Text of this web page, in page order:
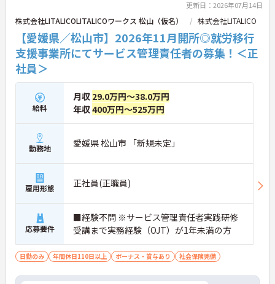
★おすすめPOINT★
ンスを大切にできる環境です】
・基本土日休みで年間休日119日が確保されており
日勤のみのお仕事のため生活リズムを整えやすいで
す
・毎月付与されるリフレッシュ休暇を活用し連休の
取得も可能でプライベートの時間もしっかりと確保
できます
・くるみん認定企業として未就学児向けのこども休
充実しています
【主任ケアマネ複数名在籍！手厚いフォロー体制で
業務に不安がある方も安心です】
・困難事例があった際も主任ケアマネジャーと情報
共有やケース検討ができ必要に応じて同行訪問など
のサポートを受けられます
・一人ひとりの仕事量や状況に合わせて管理者が新
規の受け入れを調整するため業務過多にならず無理
・公的資格取得・自己啓発支援制度が整っており働
きながら主任ケアマネジャーとしてのさらなるスキ
更新日：2026年07月14日
株式会社LITALICOLITALICOワークス 松山（仮名） 株式会社LITALICO
【愛媛県／松山市】2026年11月開所◎就労移行
支援事業所にてサービス管理責任者の募集！＜正
社員＞
給料
月収 29.0万円～38.0万円
年収400万円～525万円
勤務地 愛媛県 松山市 「新規未定」
雇用形態 正社員(正職員)
応募要件
■経験不問 ※サービス管理責任者実践研修
受講まで実務経験（OJT）が1年未満の方
日勤のみ 年間休日110日以上 ボーナス・賞与あり 社会保険完備